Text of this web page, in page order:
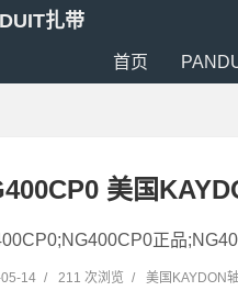
扎带
首页
美国
正品
14 / 211 次浏览 / 美国KAYDON